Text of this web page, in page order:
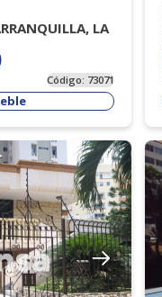
LA
Código: 73071